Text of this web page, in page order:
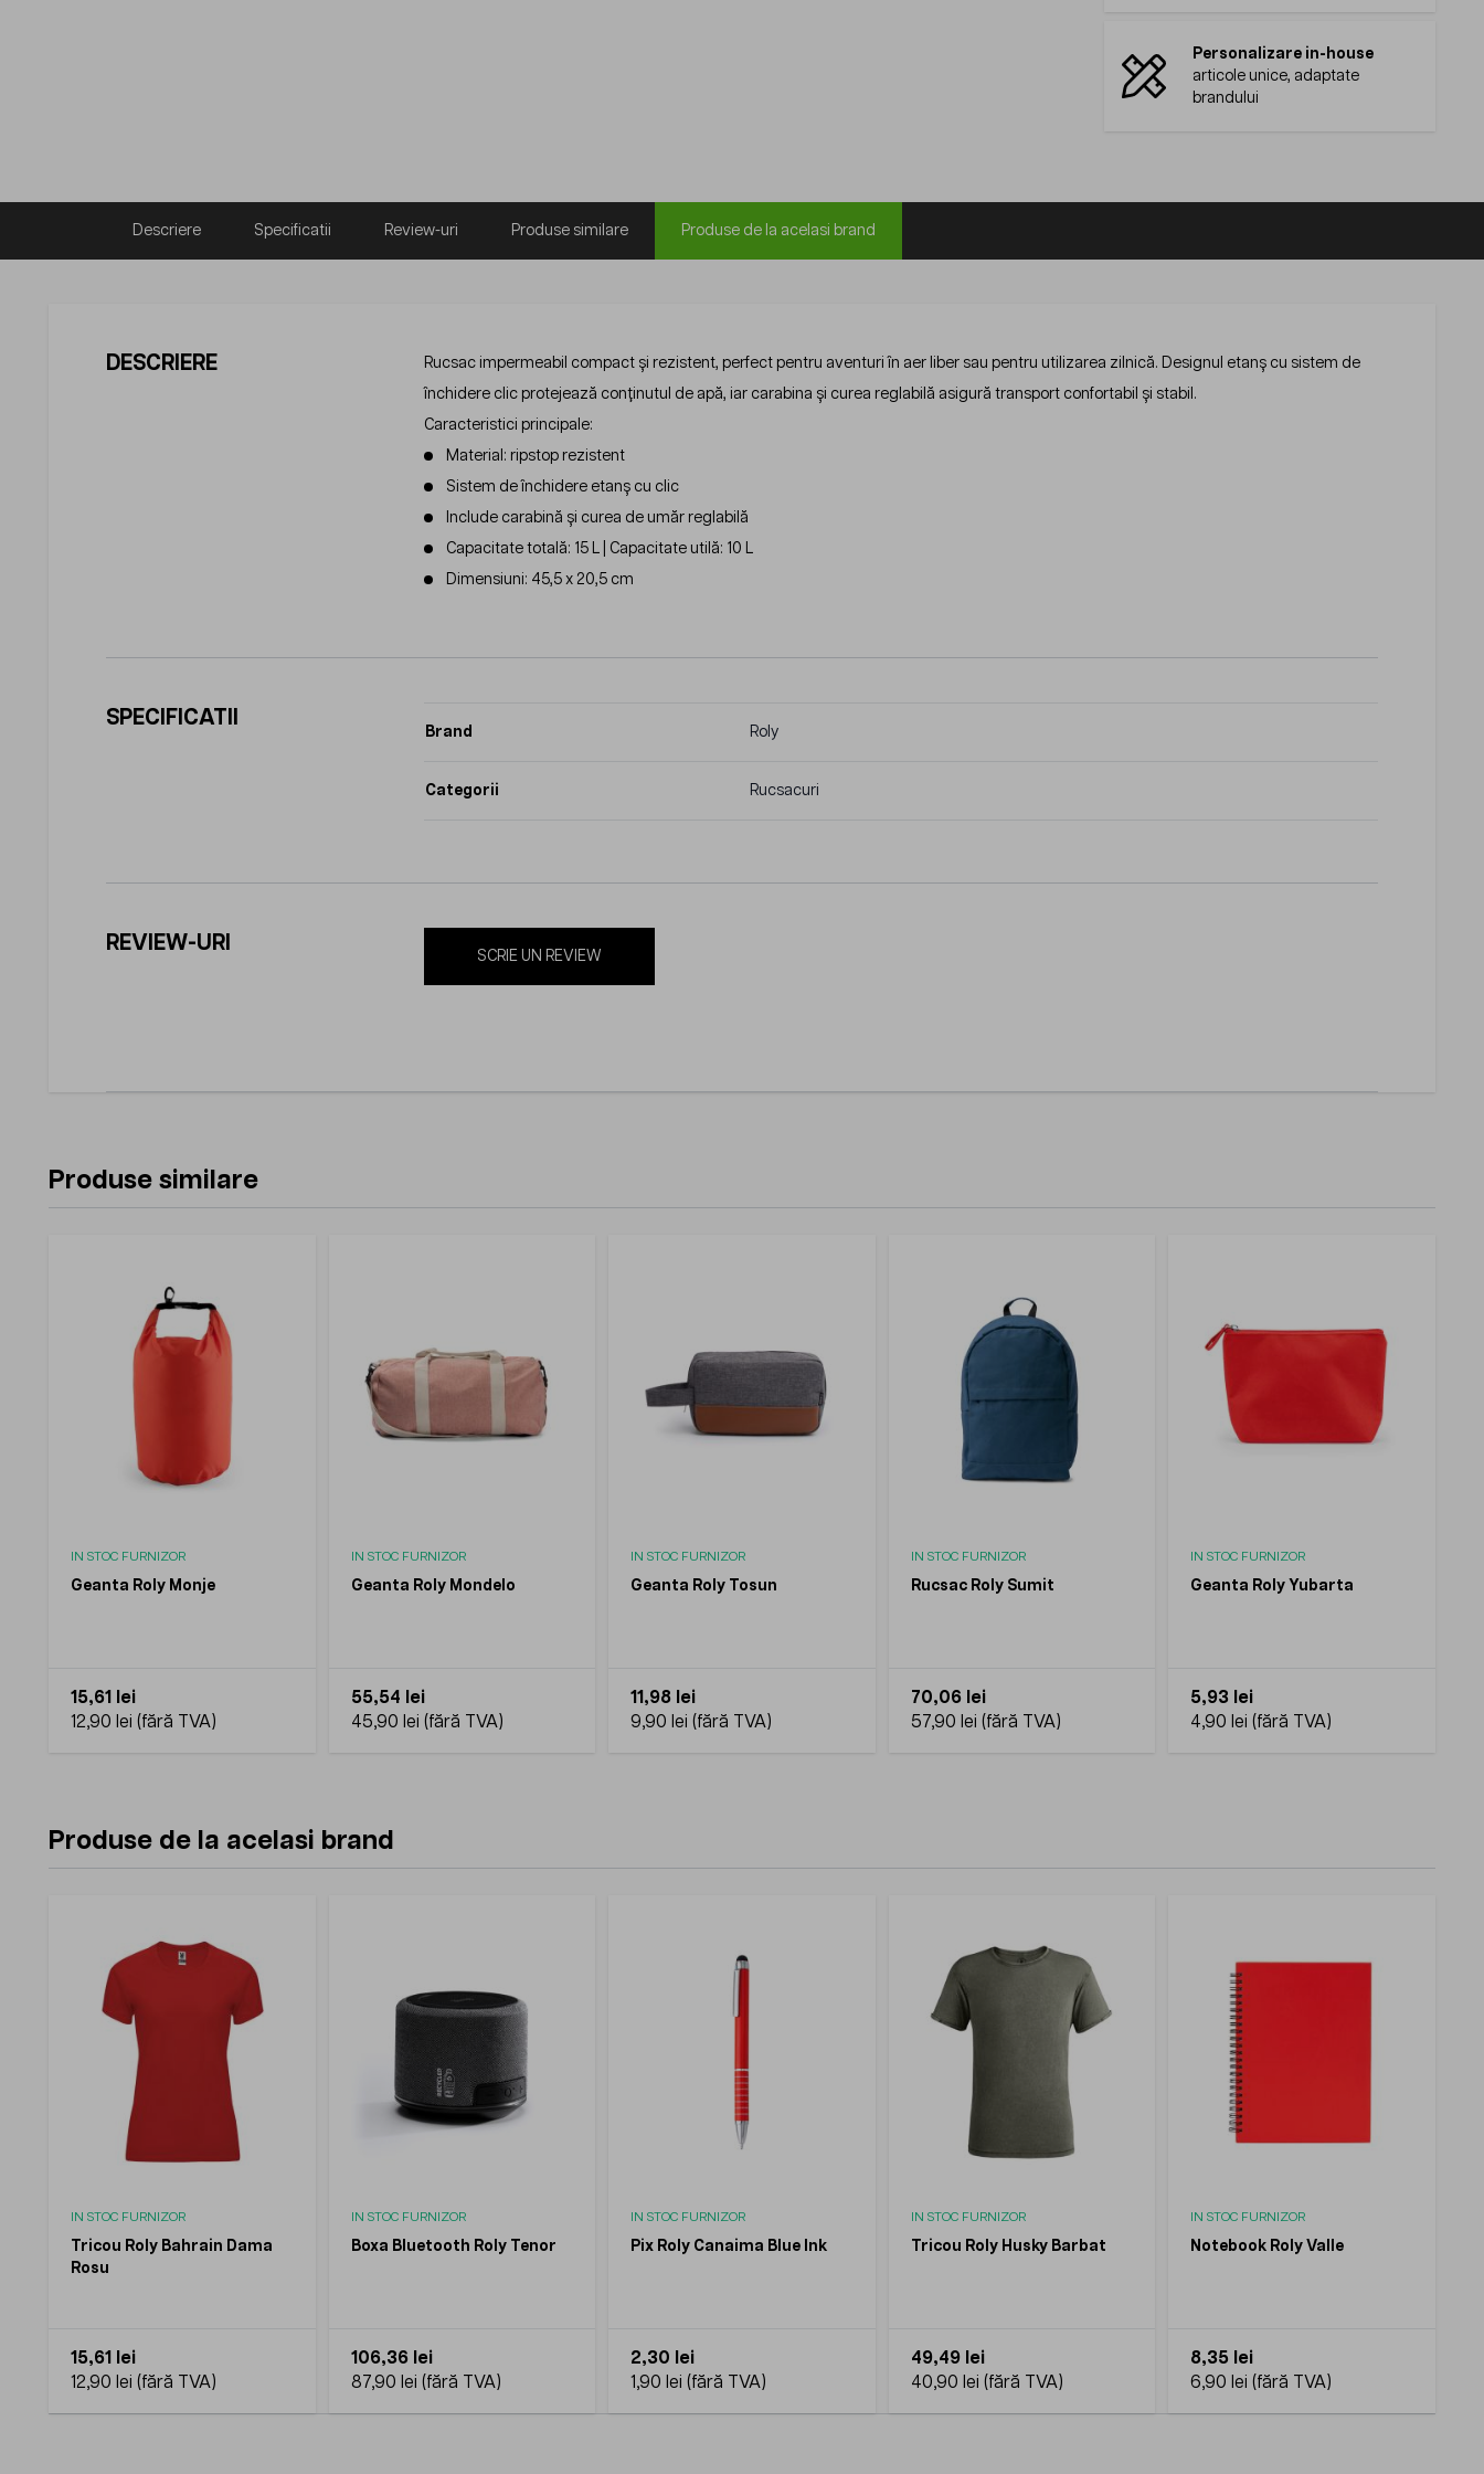
Personalizare in-house
articole unice, adaptate
brandului
Descriere Specificatii Review-uri Produse similare Produse de la acelasi brand
DESCRIERE
Rucsac impermeabil compact și rezistent, perfect pentru aventuri în aer liber sau pentru utilizarea zilnică. Designul etanș cu sistem de
închidere clic protejează conținutul de apă, iar carabina și curea reglabilă asigură transport confortabil și stabil.
Caracteristici principale:
Material: ripstop rezistent
Sistem de închidere etanș cu clic
Include carabină și curea de umăr reglabilă
Capacitate totală: 15 L | Capacitate utilă: 10 L
Dimensiuni: 45,5 x 20,5 cm
SPECIFICATII
Brand Roly
Categorii Rucsacuri
REVIEW-URI
SCRIE UN REVIEW
Produse similare
IN STOC FURNIZOR
Geanta Roly Monje
15,61 lei
12,90 lei
IN STOC FURNIZOR
Geanta Roly Mondelo
55,54 lei
45,90 lei
IN STOC FURNIZOR
Geanta Roly Tosun
11,98 lei
9,90 lei
IN STOC FURNIZOR
Rucsac Roly Sumit
70,06 lei
57,90 lei
IN STOC FURNIZOR
Geanta Roly Yubarta
5,93 lei
4,90 lei
Produse de la acelasi brand
IN STOC FURNIZOR
Tricou Roly Bahrain Dama
Rosu
15,61 lei
12,90 lei
IN STOC FURNIZOR
Boxa Bluetooth Roly Tenor
106,36 lei
87,90 lei
IN STOC FURNIZOR
Pix Roly Canaima Blue Ink
2,30 lei
1,90 lei
IN STOC FURNIZOR
Tricou Roly Husky Barbat
49,49 lei
40,90 lei
IN STOC FURNIZOR
Notebook Roly Valle
8,35 lei
6,90 lei